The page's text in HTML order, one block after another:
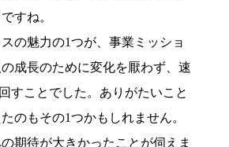
すね。
の魅力の1つが、事業ミッショ
成長のために変化を厭わず、速
すことでした。ありがたいこと
のもその1つかもしれません。
期待が大きかったことが伺えま